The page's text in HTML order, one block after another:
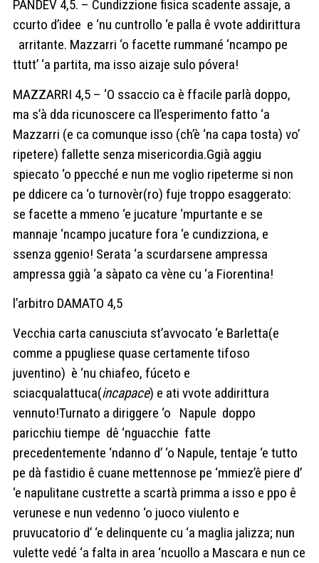
PANDEV 4,5. – Cundizzione fisica scadente assaje, a
ccurto d’idee e ‘nu cuntrollo ‘e palla ê vvote addirittura
arritante. Mazzarri ‘o facette rummané ‘ncampo pe
ttutt’ ‘a partita, ma isso aizaje sulo póvera!
MAZZARRI 4,5 – ‘O ssaccio ca è ffacile parlà doppo,
ma s’à dda ricunoscere ca ll’esperimento fatto ‘a
Mazzarri (e ca comunque isso (ch’è ‘na capa tosta) vo’
ripetere) fallette senza misericordia.Ggià aggiu
spiecato ‘o ppecché e nun me voglio ripeterme si non
pe ddicere ca ‘o turnovèr(ro) fuje troppo esaggerato:
se facette a mmeno ‘e jucature ‘mpurtante e se
mannaje ‘ncampo jucature fora ‘e cundizziona, e
ssenza ggenio! Serata ‘a scurdarsene ampressa
ampressa ggià ‘a sàpato ca vène cu ‘a Fiorentina!
l’arbitro DAMATO 4,5
Vecchia carta canusciuta st’avvocato ‘e Barletta(e
comme a ppugliese quase certamente tifoso
juventino) è ‘nu chiafeo, fúceto e
sciacqualattuca(incapace) e ati vvote addirittura
vennuto!Turnato a diriggere ‘o Napule doppo
paricchiu tiempe dê ‘nguacchie fatte
precedentemente ‘ndanno d’ ‘o Napule, tentaje ‘e tutto
pe dà fastidio ê cuane mettennose pe ‘mmiez’ê piere d’
‘e napulitane custrette a scartà primma a isso e ppo ê
verunese e nun vedenno ‘o juoco viulento e
pruvucatorio d’ ‘e delinquente cu ‘a maglia jalizza; nun
vulette vedé ‘a falta in area ‘ncuollo a Mascara e nun ce